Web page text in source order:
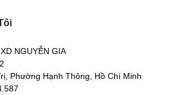
NGUYỄN GIA
Phường Hạnh Thông, Hồ Chí Minh